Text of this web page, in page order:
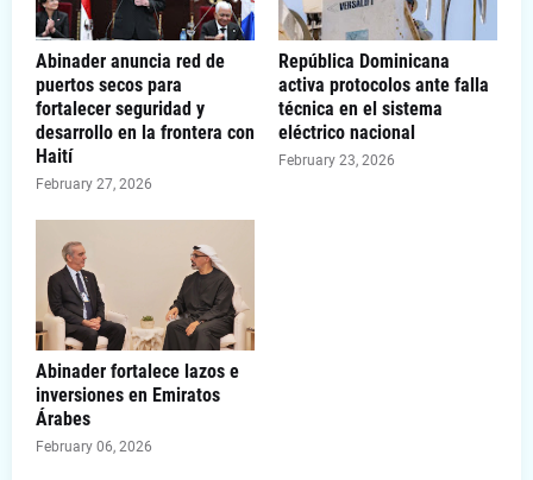
Abinader anuncia red de
puertos secos para
fortalecer seguridad y
desarrollo en la frontera con
Haití
February 27, 2026
República Dominicana
activa protocolos ante falla
técnica en el sistema
eléctrico nacional
February 23, 2026
Abinader fortalece lazos e
inversiones en Emiratos
Árabes
February 06, 2026